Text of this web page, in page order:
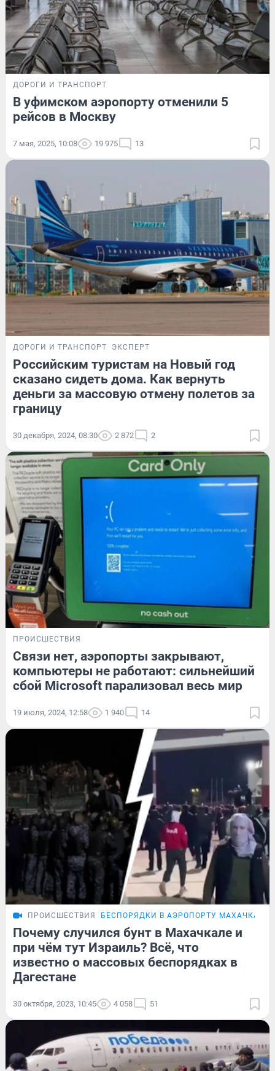
ДОРОГИ И ТРАНСПОРТ
В уфимском аэропорту отменили 5
рейсов в Москву
7 мая, 2025, 10:08 19 975 13
ДОРОГИ И ТРАНСПОРТ ЭКСПЕРТ
Российским туристам на Новый год
сказано сидеть дома. Как вернуть
деньги за массовую отмену полетов за
границу
30 декабря, 2024, 08:30 2 872 2
ПРОИСШЕСТВИЯ
Связи нет, аэропорты закрывают,
компьютеры не работают: сильнейший
сбой Microsoft парализовал весь мир
19 июля, 2024, 12:58 1 940 14
ПРОИСШЕСТВИЯ БЕСПОРЯДКИ В АЭРОПОРТУ МАХАЧКАЛЫ
Почему случился бунт в Махачкале и
при чём тут Израиль? Всё, что
известно о массовых беспорядках в
Дагестане
30 октября, 2023, 10:45 4 058 51